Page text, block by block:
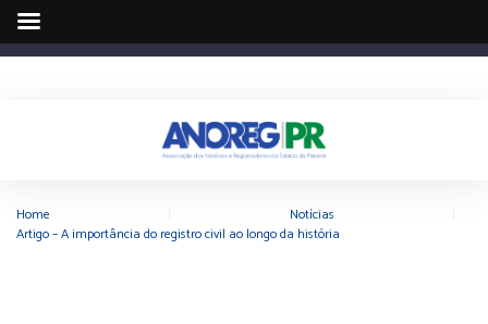
Home Notícias
Artigo – A importância do registro civil ao longo da história